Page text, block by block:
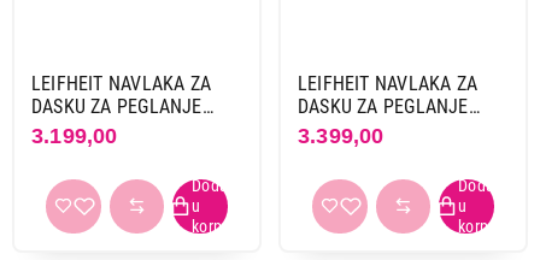
LEIFHEIT NAVLAKA ZA
DASKU ZA PEGLANJE
AIRBOARD EXPRESS
PERFECT STEAM S / M
3.199,00
LEIFHEIT NAVLAKA ZA
DASKU ZA PEGLANJE
AIRBOARD EXPRESS
PERFECT STEAM L
3.399,00